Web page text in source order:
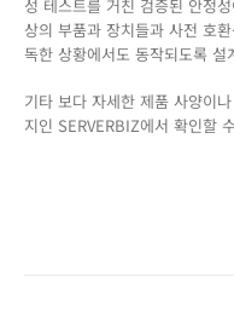
성 테스트를 거친 검증된 안정
상의 부품과 장치들과 사전 호
독한 상황에서도 동작되도록 설
기타 보다 자세한 제품 사양이
지인 SERVERBIZ에서 확인할